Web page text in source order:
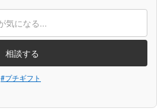
相談する
#プチギフト